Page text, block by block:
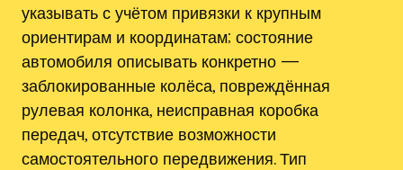
указывать с учётом привязки к крупным
ориентирам и координатам; состояние
автомобиля описывать конкретно —
заблокированные колёса, повреждённая
рулевая колонка, неисправная коробка
передач, отсутствие возможности
самостоятельного передвижения. Тип